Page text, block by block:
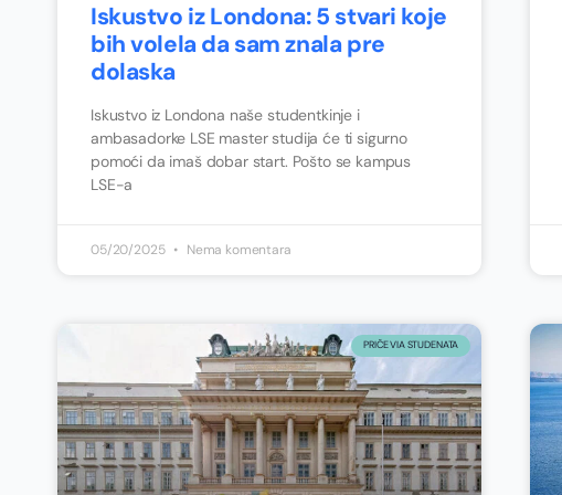
Iskustvo iz Londona: 5 stvari koje
bih volela da sam znala pre
dolaska
Iskustvo iz Londona naše studentkinje i
ambasadorke LSE master studija će ti sigurno
pomoći da imaš dobar start. Pošto se kampus
LSE-a
05/20/2025 Nema komentara
PRIČE VIA STUDENATA